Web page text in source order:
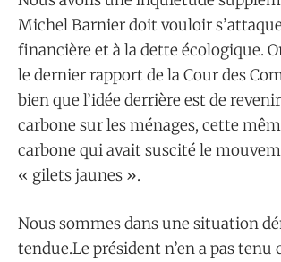
Michel Barnier doit vouloir
financière et à la dette écologique.
le dernier rapport de la Cour des
bien que l’idée derrière est de
carbone sur les ménages, cette
carbone qui avait suscité le
« gilets jaunes ».
Nous sommes dans une situation
tendue.Le président n’en a pas tenu